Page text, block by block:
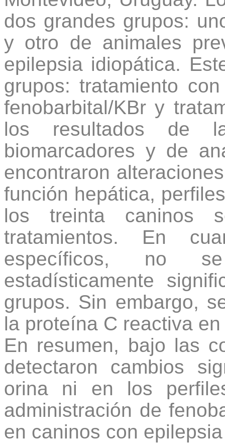
dos grandes grupos:
y otro de animales
epilepsia idiopática.
grupos: tratamiento
fenobarbital/KBr y
los resultados de
biomarcadores y de
encontraron
función hepática,
los treinta caninos
tratamientos. En
específicos, no se
estadísticamente
grupos. Sin embargo,
la proteína C reactiva
En resumen, bajo las
detectaron cambios
orina ni en los
administración de
en caninos con